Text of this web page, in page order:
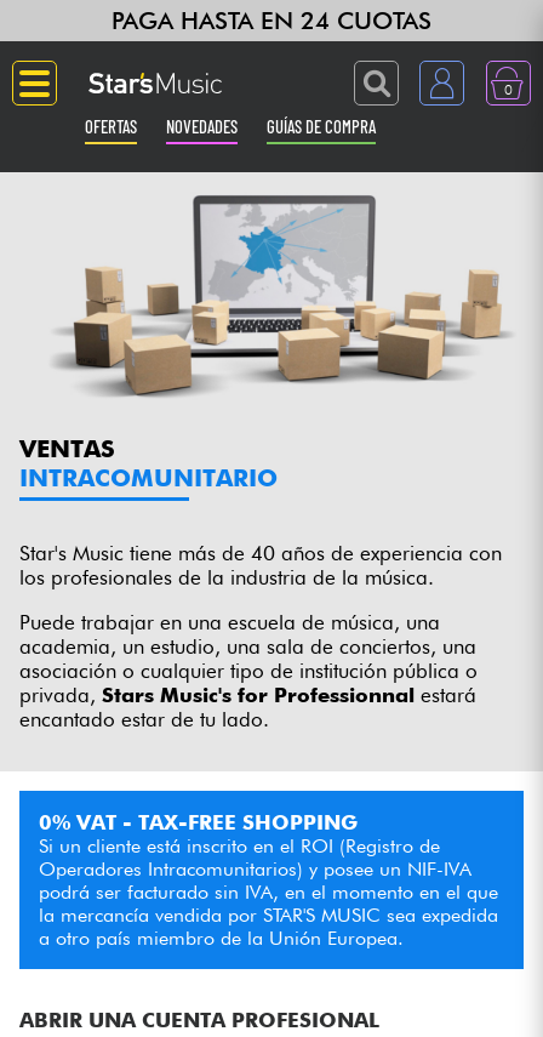
PAGA HASTA EN 24 CUOTAS
0
OFERTAS NOVEDADES GUÍAS DE COMPRA
Guitarras & Bajos
Ampli & Efectos
Pianos
Sintetizadores & samplers
Grabación
Auriculares
Micros
DJ
Luces
Batería y percusión
Vientos
Violines y cuarteto
VENTAS
INTRACOMUNITARIO
Star's Music tiene más de 40 años de experiencia con
los profesionales de la industria de la música.
Puede trabajar en una escuela de música, una
academia, un estudio, una sala de conciertos, una
asociación o cualquier tipo de institución pública o
privada, Stars Music's for Professionnal estará
encantado estar de tu lado.
0% VAT - TAX-FREE SHOPPING
Si un cliente está inscrito en el ROI (Registro de
Operadores Intracomunitarios) y posee un NIF-IVA
podrá ser facturado sin IVA, en el momento en el que
la mercancía vendida por STAR'S MUSIC sea expedida
a otro país miembro de la Unión Europea.
ABRIR UNA CUENTA PROFESIONAL